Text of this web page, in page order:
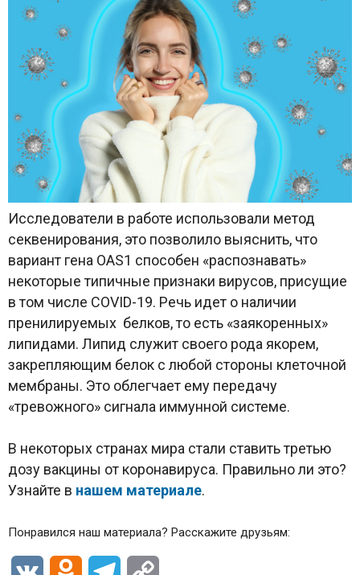
Исследователи в работе использовали метод
секвенирования, это позволило выяснить, что
вариант гена OAS1 способен «распознавать»
некоторые типичные признаки вирусов, присущие
в том числе COVID-19. Речь идет о наличии
пренилируемых белков, то есть «заякоренных»
липидами. Липид служит своего рода якорем,
закрепляющим белок с любой стороны клеточной
мембраны. Это облегчает ему передачу
«тревожного» сигнала иммунной системе.
В некоторых странах мира стали ставить третью
дозу вакцины от коронавируса. Правильно ли это?
Узнайте в нашем материале.
Понравился наш материала? Расскажите друзьям:
VK Odnoklassniki
Telegram